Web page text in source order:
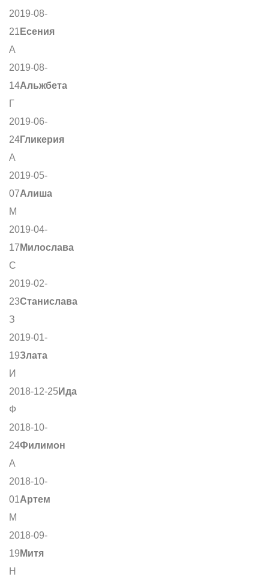
2019-08-
21 Есения
А
2019-08-
14Альжбета
Г
2019-06-
24Гликерия
А
2019-05-
07Алиша
М
2019-04-
17 Милослава
С
2019-02-
23Станислава
З
2019-01-
19Злата
И
2018-12-25 Ида
Ф
2018-10-
24Филимон
А
2018-10-
01Артем
М
2018-09-
19 Митя
Н